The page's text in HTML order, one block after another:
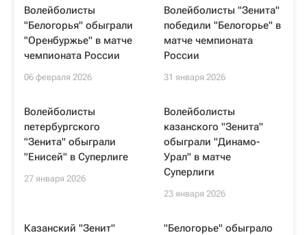
Волейболисты
"Белогорья" обыграли
"Оренбуржье" в матче
чемпионата России
06 февраля 2026
Волейболисты "Зенита"
победили "Белогорье" в
матче чемпионата
России
31 января 2026
Волейболисты
петербургского
"Зенита" обыграли
"Енисей" в Суперлиге
27 января 2026
Волейболисты
казанского "Зенита"
обыграли "Динамо-
Урал" в матче
Суперлиги
23 января 2026
Казанский "Зенит"
"Белогорье" обыграло